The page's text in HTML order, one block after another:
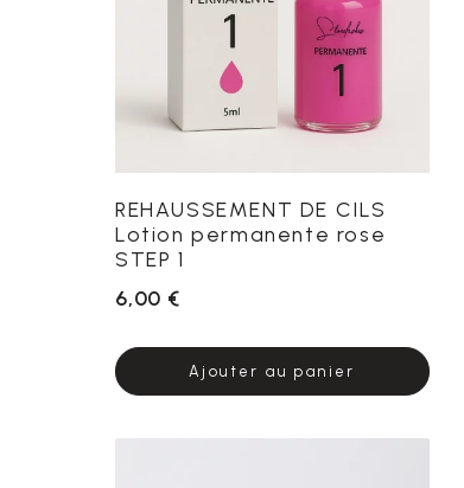
REHAUSSEMENT DE CILS
Lotion permanente rose
STEP 1
6,00 €
Ajouter au panier